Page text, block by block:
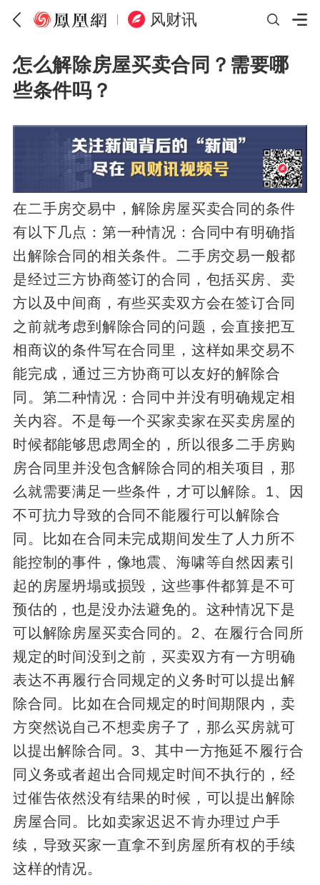
风财讯
怎么解除房屋买卖合同？需要哪
些条件吗？
在二手房交易中，解除房屋买卖合同的条件
有以下几点：第一种情况：合同中有明确指
出解除合同的相关条件。二手房交易一般都
是经过三方协商签订的合同，包括买房、卖
方以及中间商，有些买卖双方会在签订合同
之前就考虑到解除合同的问题，会直接把互
相商议的条件写在合同里，这样如果交易不
能完成，通过三方协商可以友好的解除合
同。第二种情况：合同中并没有明确规定相
关内容。不是每一个买家卖家在买卖房屋的
时候都能够思虑周全的，所以很多二手房购
房合同里并没包含解除合同的相关项目，那
么就需要满足一些条件，才可以解除。1、因
不可抗力导致的合同不能履行可以解除合
同。比如在合同未完成期间发生了人力所不
能控制的事件，像地震、海啸等自然因素引
起的房屋坍塌或损毁，这些事件都算是不可
预估的，也是没办法避免的。这种情况下是
可以解除房屋买卖合同的。2、在履行合同所
规定的时间没到之前，买卖双方有一方明确
表达不再履行合同规定的义务时可以提出解
除合同。比如在合同规定的时间期限内，卖
方突然说自己不想卖房子了，那么买房就可
以提出解除合同。3、其中一方拖延不履行合
同义务或者超出合同规定时间不执行的，经
过催告依然没有结果的时候，可以提出解除
房屋合同。比如卖家迟迟不肯办理过户手
续，导致买家一直拿不到房屋所有权的手续
这样的情况。